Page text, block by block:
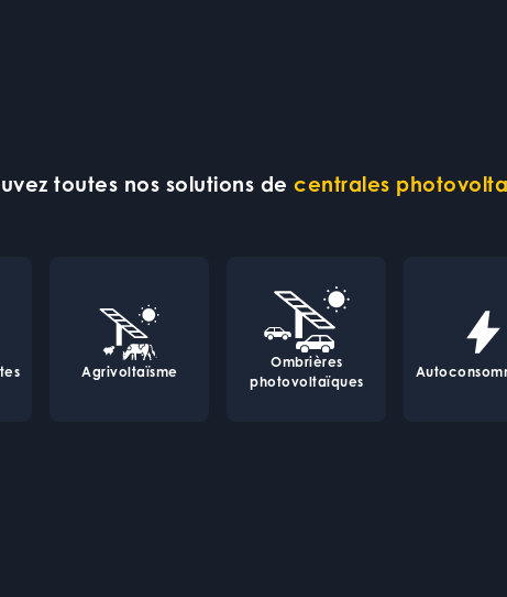
toutes nos solutions decentrales
Agrivoltaïsme
Ombrières
photovoltaïques